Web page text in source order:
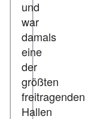
und
war
damals
eine
der
größten
freitragenden
Hallen